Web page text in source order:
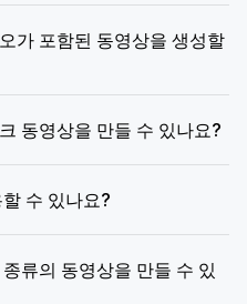
가 포함된 동영상을 생성할
동영상을 만들 수 있나요?
수 있나요?
류의 동영상을 만들 수 있